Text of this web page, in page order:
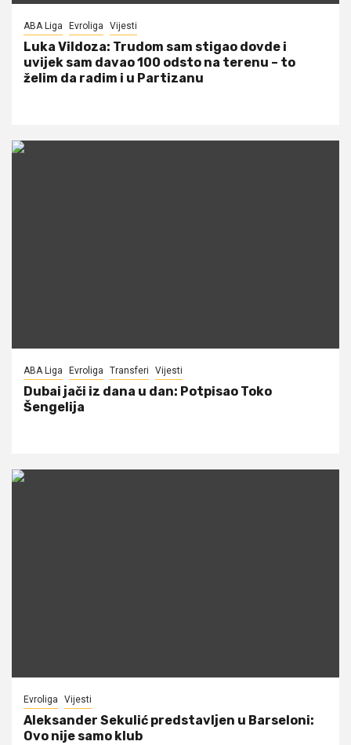
ABA Liga Evroliga Vijesti
Luka Vildoza: Trudom sam stigao dovde i
uvijek sam davao 100 odsto na terenu – to
želim da radim i u Partizanu
ABA Liga Evroliga Transferi Vijesti
Dubai jači iz dana u dan: Potpisao Toko
Šengelija
Evroliga Vijesti
Aleksander Sekulić predstavljen u Barseloni:
Ovo nije samo klub